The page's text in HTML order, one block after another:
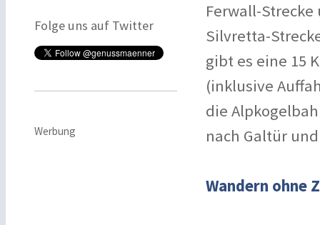
Folge uns auf Twitter
Werbung
Ferwall-
Silvretta-
gibt es eine 15
(inklusive
die
nach Galtür
Wandern ohne